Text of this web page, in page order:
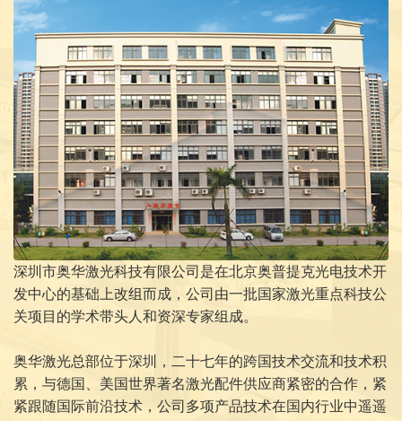
深圳市奥华激光科技有限公司是在北京奥普提克光电技术开
发中心的基础上改组而成，公司由一批国家激光重点科技公
关项目的学术带头人和资深专家组成。
奥华激光总部位于深圳，二十七年的跨国技术交流和技术积
累，与德国、美国世界著名激光配件供应商紧密的合作，紧
紧跟随国际前沿技术，公司多项产品技术在国内行业中遥遥